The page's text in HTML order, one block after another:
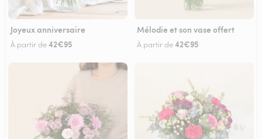
Joyeux anniversaire
À partir de42€95
Mélodie et son vase offert
À partir de42€95